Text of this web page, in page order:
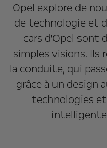
Opel explore de
de technologie et
cars d'Opel sont
simples visions. Ils
la conduite, qui
grâce à un design
technologies